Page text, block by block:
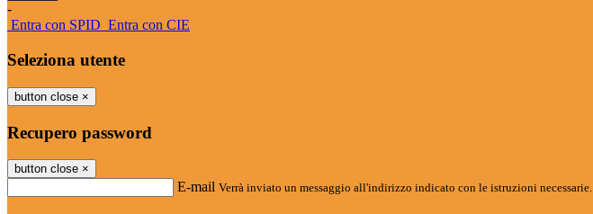
-
Entra con SPID Entra con CIE
Seleziona utente
button close ×
Recupero password
button close ×
E-mail Verrà inviato un messaggio all'indirizzo indicato con le istruzioni necessarie.